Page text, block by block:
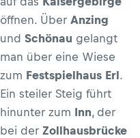
öffnen. Über Anzing
und Schönau gelangt
man über eine Wiese
zum Festspielhaus Erl.
Ein steiler Steig führt
hinunter zum Inn, der
bei der Zollhausbrücke